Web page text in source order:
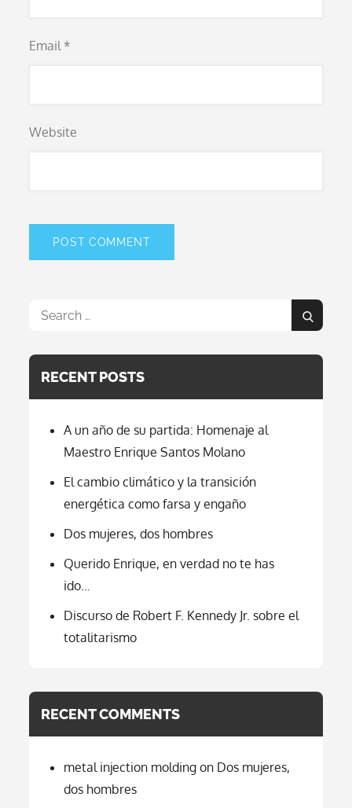
Email *
Website
Search
Search
RECENT POSTS
A un año de su partida: Homenaje al
Maestro Enrique Santos Molano
El cambio climático y la transición
energética como farsa y engaño
Dos mujeres, dos hombres
Querido Enrique, en verdad no te has
ido…
Discurso de Robert F. Kennedy Jr. sobre el
totalitarismo
RECENT COMMENTS
metal injection molding on Dos mujeres,
dos hombres